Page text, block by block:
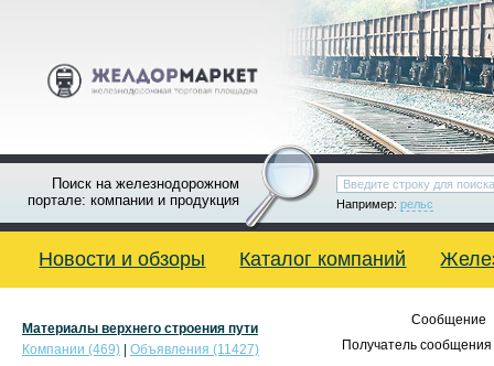
Поиск на железнодорожном
портале: компании и продукция
Например: рельс
Новости и обзоры Каталог компаний
Сообщение
Получатель сообщения
Материалы верхнего строения пути
Компании (469)
Объявления (11427)